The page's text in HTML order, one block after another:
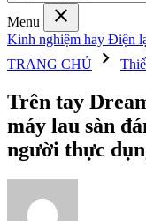
Menu close
Kinh nghiệm hay Điện
TRANG CHỦ
chevron_right
Trên tay
máy lau sàn
người thực